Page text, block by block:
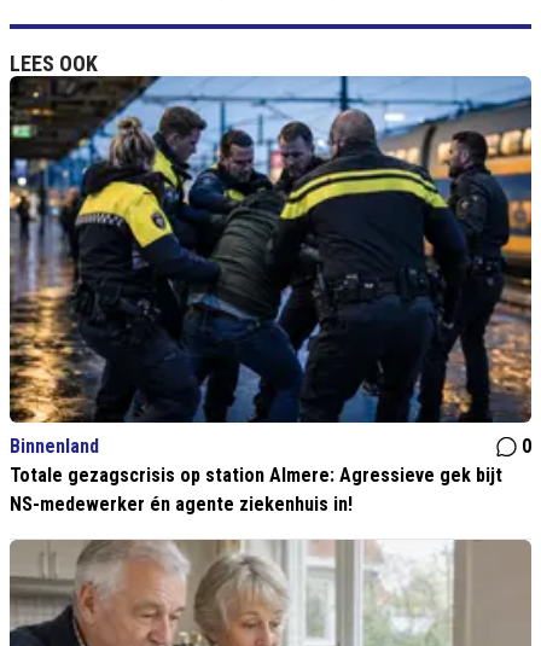
LEES OOK
Binnenland
0
Totale gezagscrisis op station Almere: Agressieve gek bijt
NS-medewerker én agente ziekenhuis in!